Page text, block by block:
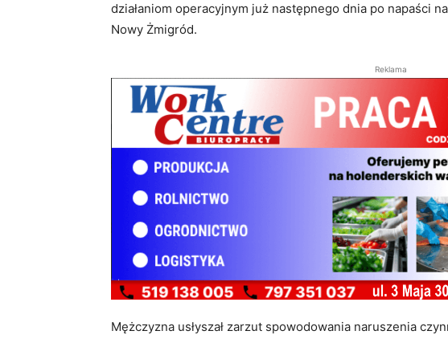
działaniom operacyjnym już następnego dnia po napaści
Nowy Żmigród.
Reklama
Mężczyzna usłyszał zarzut spowodowania naruszenia